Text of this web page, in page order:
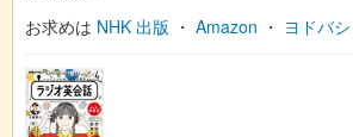
お求めは NHK 出版 ・ Amazon ・ ヨドバシ